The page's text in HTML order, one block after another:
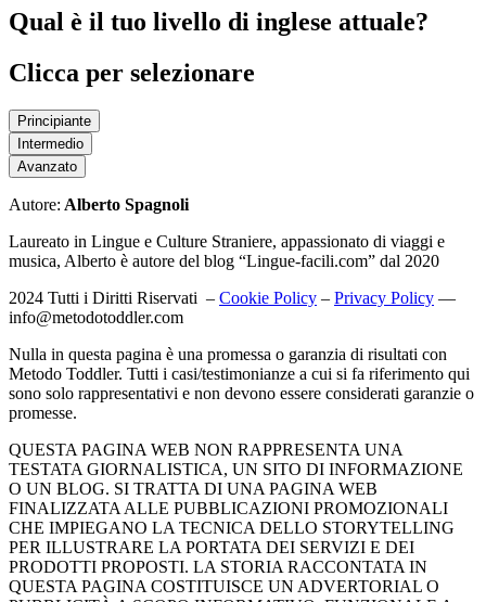
Qual è il tuo livello di inglese attuale?
Clicca per selezionare
Principiante
Intermedio
Avanzato
Autore: Alberto Spagnoli
Laureato in Lingue e Culture Straniere, appassionato di viaggi e
musica, Alberto è autore del blog “Lingue-facili.com” dal 2020
2024 Tutti i Diritti Riservati – Cookie Policy – Privacy Policy —
info@metodotoddler.com
Nulla in questa pagina è una promessa o garanzia di risultati con
Metodo Toddler. Tutti i casi/testimonianze a cui si fa riferimento qui
sono solo rappresentativi e non devono essere considerati garanzie o
promesse.
QUESTA PAGINA WEB NON RAPPRESENTA UNA
TESTATA GIORNALISTICA, UN SITO DI INFORMAZIONE
O UN BLOG. SI TRATTA DI UNA PAGINA WEB
FINALIZZATA ALLE PUBBLICAZIONI PROMOZIONALI
CHE IMPIEGANO LA TECNICA DELLO STORYTELLING
PER ILLUSTRARE LA PORTATA DEI SERVIZI E DEI
PRODOTTI PROPOSTI. LA STORIA RACCONTATA IN
QUESTA PAGINA COSTITUISCE UN ADVERTORIAL O